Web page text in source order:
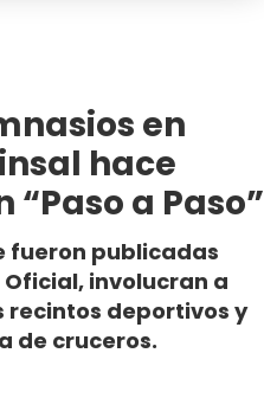
en
hace
a Paso”
fueron publicadas
involucran a
recintos deportivos y
de cruceros.